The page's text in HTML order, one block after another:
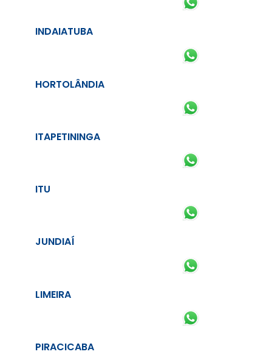
INDAIATUBA
HORTOLÂNDIA
ITAPETININGA
ITU
JUNDIAÍ
LIMEIRA
PIRACICABA